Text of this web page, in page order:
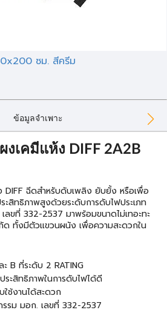
ซม. สีครีม
ข้อมูลจำเพาะ
เคมีแห้ง DIFF 2A2B
ฉีดสำหรับดับเพลิง ยับยั้ง หรือเพื่อ
ะสิทธิภาพสูงด้วยระดับการดับไฟประเภท
ลขที่ 332-2537 มาพร้อมขนาดไม่เทอะทะ
ด ทั้งมีตัวแขวนผนัง เพื่อความสะดวกใน
B ที่ระดับ 2 RATING
ะสิทธิภาพในการดับไฟได้ดี
ช้งานได้สะดวก
รม มอก. เลขที่ 332-2537